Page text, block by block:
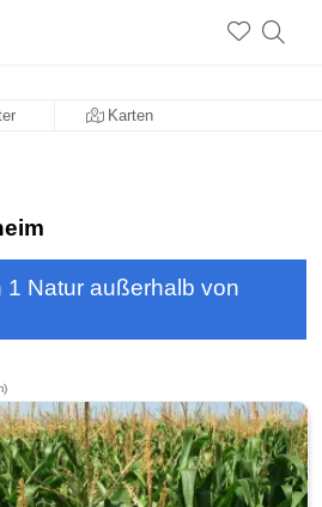
Karten
in Rheinland-Pfalz
1 Natur außerhalb von